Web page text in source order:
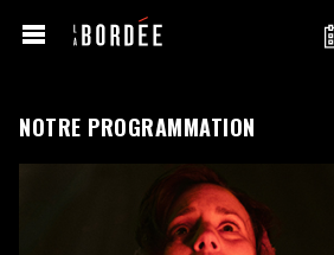
NOTRE PROGRAMMATION